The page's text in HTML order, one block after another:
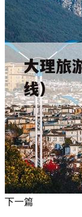
下一篇